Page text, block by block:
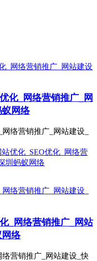
化_网络营销推广_网
网络
络营销推广_网站建设_
优化_SEO优化_网络营
圳蚂蚁网络
_网络营销推广_网站
络
营销推广_网站建设_快